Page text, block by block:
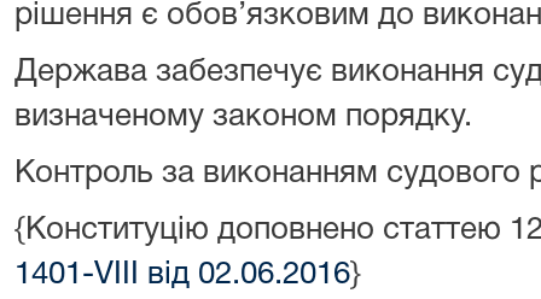
рішення є обов’язковим до
Держава забезпечує виконання
визначеному законом порядку.
Контроль за виконанням судового
{Конституцію доповнено статтею
1401-VIII від 02.06.2016}